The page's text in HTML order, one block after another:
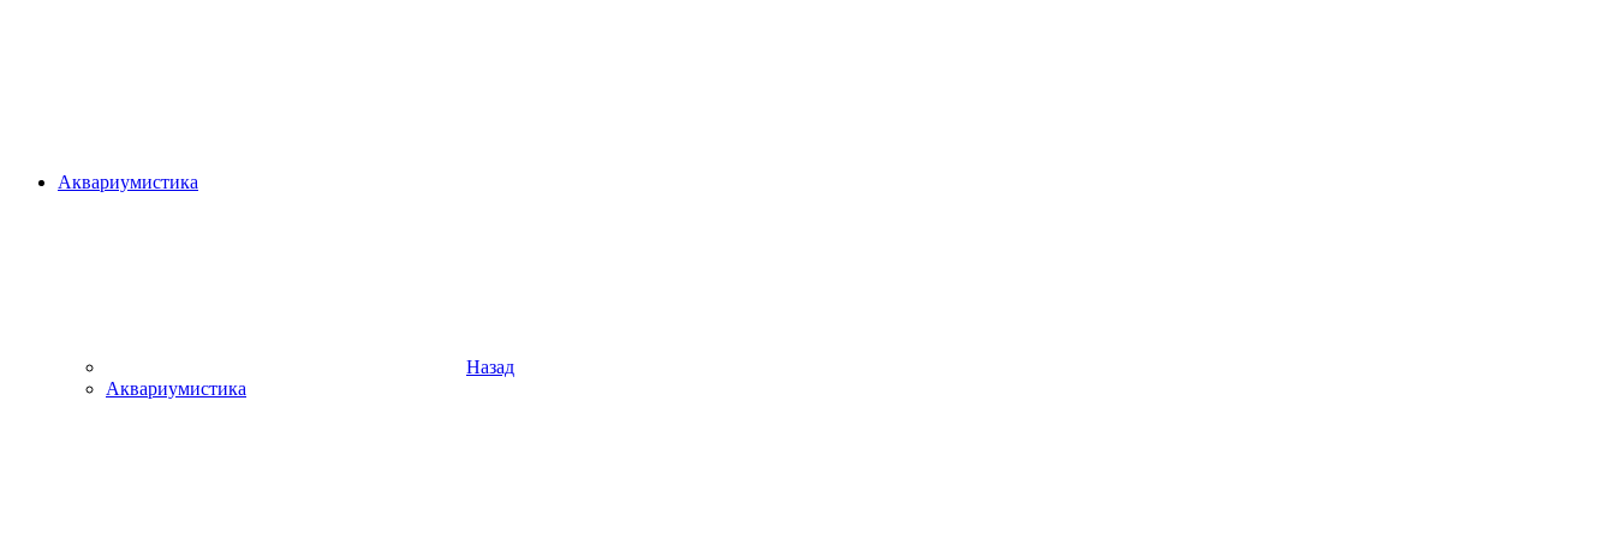
Аквариумистика
Назад
Аквариумистика